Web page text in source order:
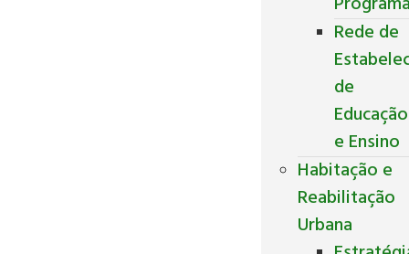
Rede de
de
Educação
e Ensino
Habitação e
Reabilitação
Urbana